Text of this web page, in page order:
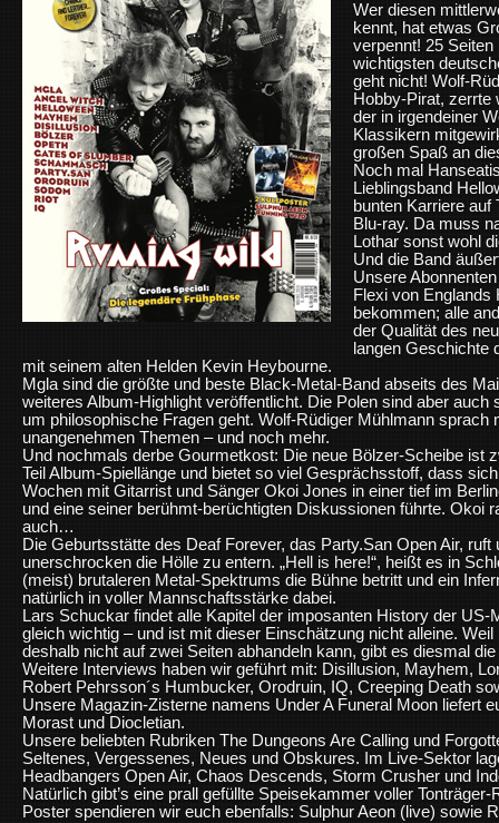
Wer diesen
kennt, hat etwas
verpennt! 25
wichtigsten
geht nicht! Wolf-
Hobby-Pirat, zerrte
der in irgendeiner
Klassikern
großen Spaß an
Noch mal
Lieblingsband
bunten Karriere auf
Blu-ray. Da muss
Lothar sonst wohl
Und die Band
Unsere
Flexi von Englands
bekommen; alle
der Qualität des
langen Geschichte
mit seinem alten Helden Kevin Heybourne.
Mgla sind die größte und beste Black-Metal-Band abseits des
weiteres Album-Highlight veröffentlicht. Die Polen sind aber
um philosophische Fragen geht. Wolf-Rüdiger Mühlmann sprach
unangenehmen Themen – und noch mehr.
Und nochmals derbe Gourmetkost: Die neue Bölzer-Scheibe ist
Teil Album-Spiellänge und bietet so viel Gesprächsstoff, dass
Wochen mit Gitarrist und Sänger Okoi Jones in einer tief im
und eine seiner berühmt-berüchtigten Diskussionen führte. Okoi
auch…
Die Geburtsstätte des Deaf Forever, das Party.San Open Air,
unerschrocken die Hölle zu entern. „Hell is here!“, heißt es in
(meist) brutaleren Metal-Spektrums die Bühne betritt und ein
natürlich in voller Mannschaftsstärke dabei.
Lars Schuckar findet alle Kapitel der imposanten History der US-
gleich wichtig – und ist mit dieser Einschätzung nicht alleine.
deshalb nicht auf zwei Seiten abhandeln kann, gibt es diesmal
Weitere Interviews haben wir geführt mit: Disillusion, Mayhem,
Robert Pehrsson´s Humbucker, Orodruin, IQ, Creeping Death
Unsere Magazin-Zisterne namens Under A Funeral Moon liefert
Morast und Diocletian.
Unsere beliebten Rubriken The Dungeons Are Calling und
Seltenes, Vergessenes, Neues und Obskures. Im Live-Sektor
Headbangers Open Air, Chaos Descends, Storm Crusher und
Natürlich gibt’s eine prall gefüllte Speisekammer voller
Poster spendieren wir euch ebenfalls: Sulphur Aeon (live) sowie